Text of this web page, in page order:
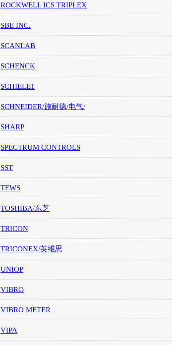
ROCKWELL ICS TRIPLEX
SBE INC.
SCANLAB
SCHENCK
SCHIELE1
SCHNEIDER/施耐德/电气/
SHARP
SPECTRUM CONTROLS
SST
TEWS
TOSHIBA/东芝
TRICON
TRICONEX/英维思
UNIOP
VIBRO
VIBRO METER
VIPA